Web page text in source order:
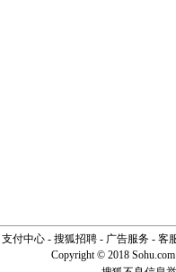
支付中心- 搜狐招聘- 广告服务- 客
Copyright © 2018